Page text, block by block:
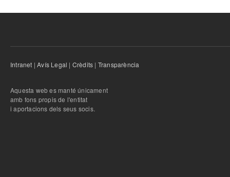
Intranet |Avís Legal | Crèdits | Transparència
Aquesta web es manté únicament
amb fons propis de l'entitat
i aportacions dels seus socis.